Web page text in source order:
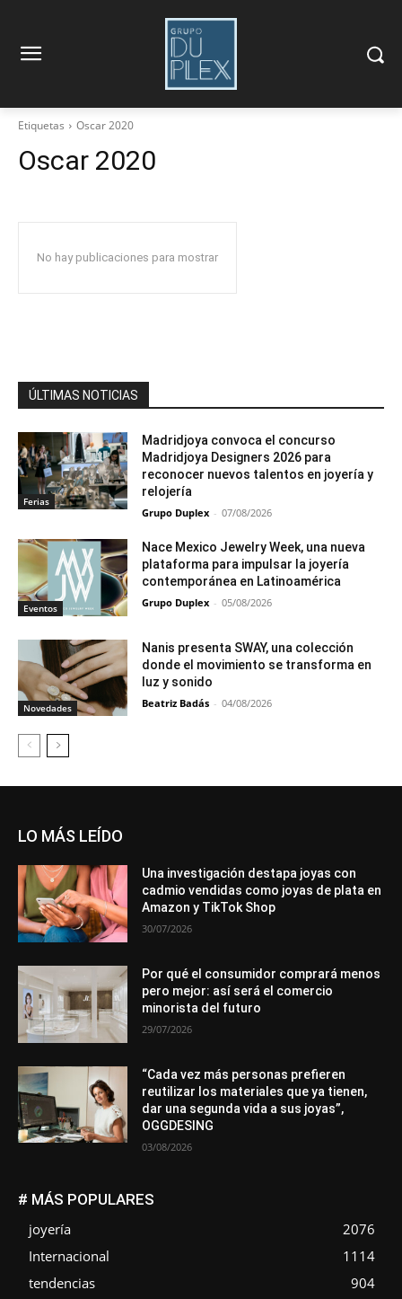
Etiquetas Oscar 2020
Oscar 2020
No hay publicaciones para mostrar
ÚLTIMAS NOTICIAS
Ferias
Madridjoya convoca el concurso
Madridjoya Designers 2026 para
reconocer nuevos talentos en joyería y
relojería
Grupo Duplex - 07/08/2026
Eventos
Nace Mexico Jewelry Week, una nueva
plataforma para impulsar la joyería
contemporánea en Latinoamérica
Grupo Duplex - 05/08/2026
Novedades
Nanis presenta SWAY, una colección
donde el movimiento se transforma en
luz y sonido
Beatriz Badás - 04/08/2026
LO MÁS LEÍDO
Una investigación destapa joyas con
cadmio vendidas como joyas de plata en
Amazon y TikTok Shop
30/07/2026
Por qué el consumidor comprará menos
pero mejor: así será el comercio
minorista del futuro
29/07/2026
“Cada vez más personas prefieren
reutilizar los materiales que ya tienen,
dar una segunda vida a sus joyas”,
OGGDESING
03/08/2026
# MÁS POPULARES
joyería
2076
Internacional
1114
tendencias
904